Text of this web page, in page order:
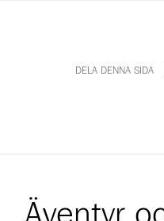
DELA DENNA SIDA